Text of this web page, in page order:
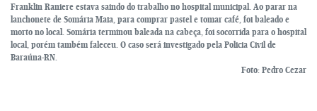
Franklin Raniere estava saindo do trabalho no hospital municipal. Ao parar na
lanchonete de Somária Maia, para comprar pastel e tomar café, foi baleado e
morto no local. Somária terminou baleada na cabeça, foi socorrida para o hospital
local, porém também faleceu. O caso será investigado pela Policia Civil de
Baraúna-RN.
Foto: Pedro Cezar